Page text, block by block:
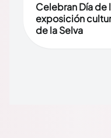
Celebran Día de
exposición
de la Selva